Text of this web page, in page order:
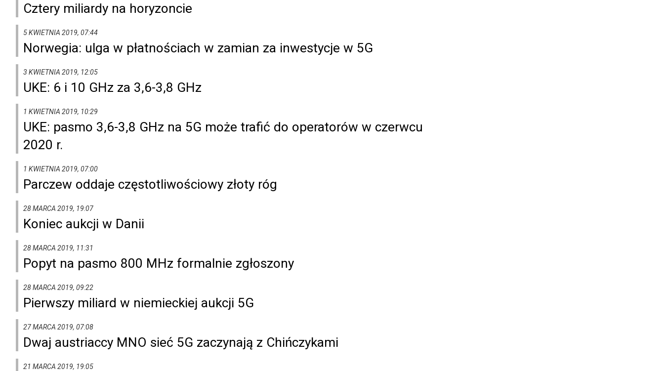
Cztery miliardy na horyzoncie
5 KWIETNIA 2019, 07:44
Norwegia: ulga w płatnościach w zamian za inwestycje w 5G
3 KWIETNIA 2019, 12:05
UKE: 6 i 10 GHz za 3,6-3,8 GHz
1 KWIETNIA 2019, 10:29
UKE: pasmo 3,6-3,8 GHz na 5G może trafić do operatorów w czerwcu
2020 r.
1 KWIETNIA 2019, 07:00
Parczew oddaje częstotliwościowy złoty róg
28 MARCA 2019, 19:07
Koniec aukcji w Danii
28 MARCA 2019, 11:31
Popyt na pasmo 800 MHz formalnie zgłoszony
28 MARCA 2019, 09:22
Pierwszy miliard w niemieckiej aukcji 5G
27 MARCA 2019, 07:08
Dwaj austriaccy MNO sieć 5G zaczynają z Chińczykami
21 MARCA 2019, 19:05